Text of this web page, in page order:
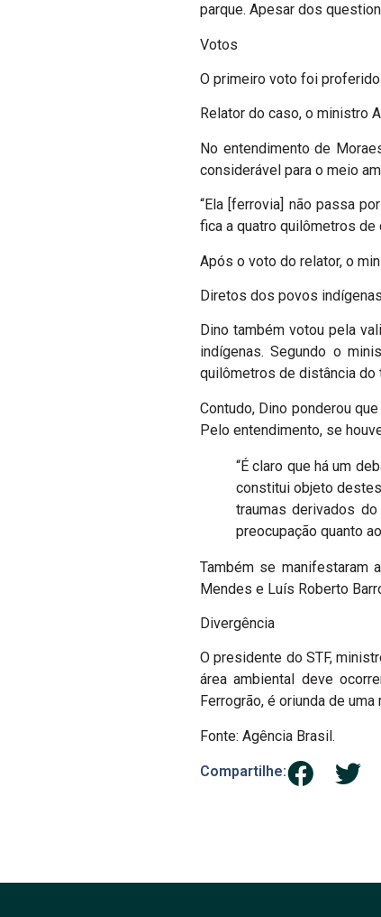
parque. Apesar dos
Votos
O primeiro voto foi
Relator do caso, o ministro
No entendimento de
considerável para o meio
“Ela [ferrovia] não passa
fica a quatro quilômetros de
Após o voto do relator, o
Diretos dos povos indígenas
Dino também votou pela
indígenas. Segundo o
quilômetros de distância do
Contudo, Dino ponderou
Pelo entendimento, se
“É claro que há um
constitui objeto
traumas derivados
preocupação quanto
Também se manifestaram
Mendes e Luís Roberto
Divergência
O presidente do STF,
área ambiental deve
Ferrogrão, é oriunda de
Fonte: Agência Brasil.
Compartilhe: